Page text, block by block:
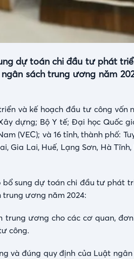
dự toán chi đầu tư phát
sách trung ương năm
và kế hoạch đầu tư công vốn
dựng; Bộ Y tế; Đại học Quốc
(VEC); và 16 tỉnh, thành phố:
Gia Lai, Huế, Lạng Sơn, Hà
sung dự toán chi đầu tư phát
ương năm 2024:
ương cho các cơ quan,
công.
và đúng quy định của Luật